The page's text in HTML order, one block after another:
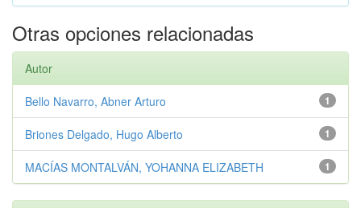
Otras opciones relacionadas
Autor
1
Bello Navarro, Abner Arturo
1
Briones Delgado, Hugo Alberto
1
MACÍAS MONTALVÁN, YOHANNA ELIZABETH